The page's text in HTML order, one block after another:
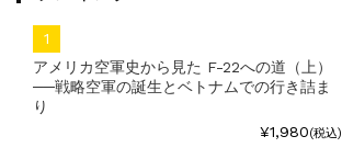
アメリカ空軍史から見た F-22への道（上）
──戦略空軍の誕生とベトナムでの行き詰ま
り
¥1,980(税込)